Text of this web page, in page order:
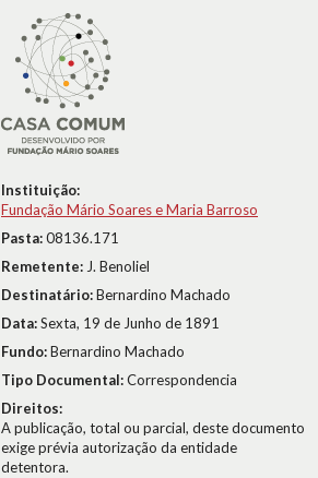
Instituição:
Fundação Mário Soares e Maria Barroso
Pasta:08136.171
Remetente: J. Benoliel
Destinatário:Bernardino Machado
Data:Sexta, 19 de Junho de 1891
Fundo:Bernardino Machado
Tipo Documental:Correspondencia
Direitos:
A publicação, total ou parcial, deste documento
exige prévia autorização da entidade
detentora.